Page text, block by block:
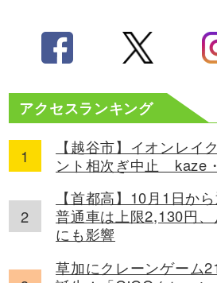
アクセスランキング
【越谷市】イオンレイ
ント相次ぎ中止 kaze
【首都高】10月1日か
普通車は上限2,130円
にも影響
草加にクレーンゲーム